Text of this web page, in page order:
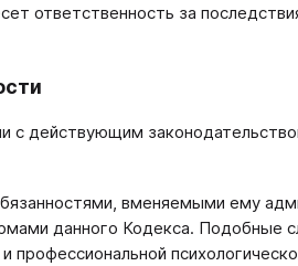
ответственность за
с действующим
вменяемыми ему
данного Кодекса. Подобные
профессиональной